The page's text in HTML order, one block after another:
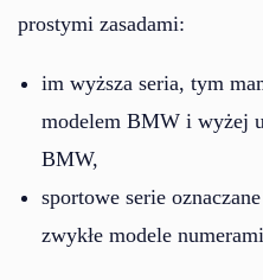
prostymi zasadami:
im wyższa seria, tym
modelem BMW i wyżej
BMW,
sportowe serie
zwykłe modele